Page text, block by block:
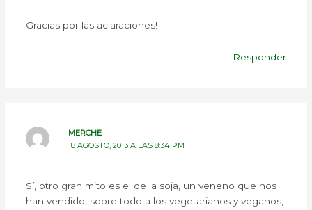
Gracias por las aclaraciones!
Responder
MERCHE
18 AGOSTO, 2013 A LAS 8:34 PM
Sí, otro gran mito es el de la soja, un veneno que nos
han vendido, sobre todo a los vegetarianos y veganos,